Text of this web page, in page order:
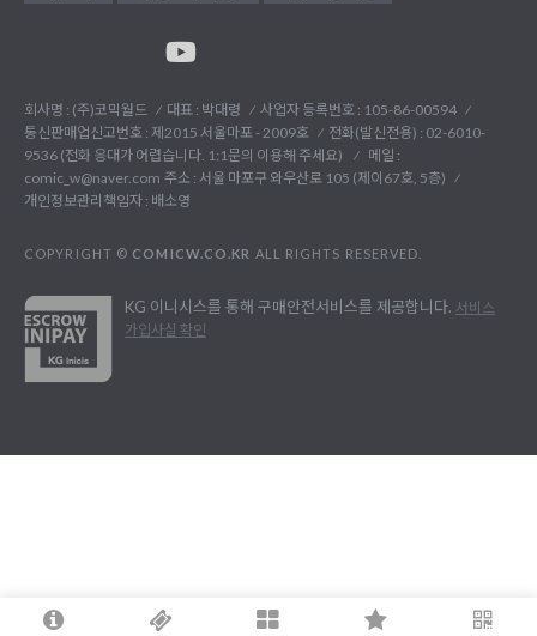
회사명 : (주)코믹월드 대표 : 박대령
사업자 등록번호 : 105-86-00594
통신판매업신고번호 : 제2015 서울마포 - 2009호
전화(발신전용) : 02-6010-
9536 (전화 응대가 어렵습니다. 1:1문의 이용해 주세요)
메일 :
comic_w@naver.com 주소 : 서울 마포구 와우산로 105 (제이67호, 5층)
개인정보관리책임자 : 배소영
COPYRIGHT © COMICW.CO.KR ALL RIGHTS RESERVED.
KG 이니시스를 통해 구매안전서비스를 제공합니다. 서비스
가입사실 확인